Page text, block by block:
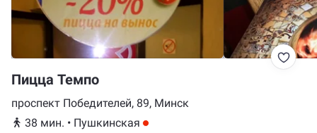
Пицца Темпо
проспект Победителей, 89, Минск
38 мин. • Пушкинская